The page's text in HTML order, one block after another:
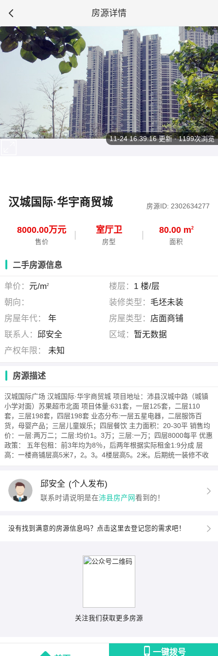
房源详情
汉城国际·华宇商贸城 房源ID: 2302634277
8000.00万元
售价
室厅卫
房型
80.00 m2
面积
一键拨号
11-24 16:39:16更新 · 1199次浏览
二手房源信息
单价： 元/m2 楼层： 1 楼/层
朝向：
装修类型： 毛坯未装
房屋年代：
年 房屋类型： 店面商铺
联系人：邱安全 区域： 暂无数据
产权年限：
未知
房源描述
汉城国际广场 汉城国际·华宇商贸城 项目地址：沛县汉城中路（城镇
小学对面）苏果超市北面 项目体量:631套，一层125套，二层110
套，三层198套，四层198套 业态分布:一层五星电器，二层服饰百
货，母婴产品；三层儿童娱乐；四层餐饮 主力面积：20-30平 销售均
价：一层:两万二；二层:均价1。3万；三层:一万；四层8000每平 优惠
政策： 五年包租：前3年均为8％，后两年根据实际租金1:9分成 层
高：一楼商铺层高5米7，2。3。4楼层高5。2米。后期统一装修不收
邱安全 (个人发布)
联系时请说明是在沛县房产网看到的！
没有找到满意的房源信息吗？点击这里去登记您的需求吧！
关注我们获取更多房源